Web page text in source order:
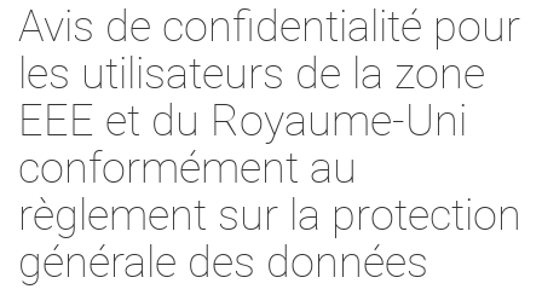
Avis de confidentialité pour
les utilisateurs de la zone
EEE et du Royaume-Uni
conformément au
règlement sur la protection
générale des données